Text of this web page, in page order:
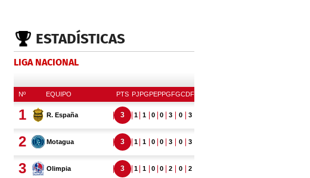
ESTADÍSTICAS
LIGA NACIONAL